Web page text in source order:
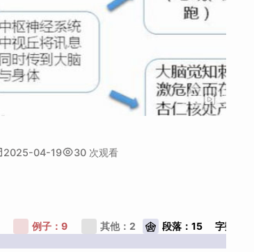
2025-04-19 30 次观看
例子：9 其他：2 段落：15 字数：